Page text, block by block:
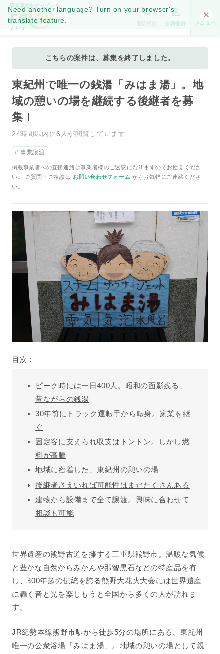
Need another language? Turn on your browser's
translate feature.
事業承継をオープンに。
会員登録 メニュー
こちらの案件は、募集を終了しました。
東紀州で唯一の銭湯「みはま湯」。地
域の憩いの場を継続する後継者を募
集！
24時間以内に6 人が閲覧しています
事業譲渡
掲載事業者への直接連絡は事業者様のご迷惑になりますのでお控えくださ
い。 ご質問・ご相談は お問い合わせフォーム からお気軽にご連絡くださ
い。
目次 :
ピーク時には一日400人。昭和の面影残る、
昔ながらの銭湯
30年前にトラック運転手から転身。家業を継
ぐ
固定客に支えられ収支はトントン。しかし燃
料が高騰
地域に密着した、東紀州の憩いの場
後継者さえいれば可能性はまだたくさんある
建物から設備まで全て譲渡。興味に合わせて
相談も可能
世界遺産の熊野古道を擁する三重県熊野市。温暖な気候
と豊かな自然からみかんや那智黒石などの特産品を有
し、300年超の伝統を誇る熊野大花火大会には世界遺産
に轟く音と光を楽しもうと全国から多くの人が訪れま
す。
JR紀勢本線熊野市駅から徒歩5分の場所にある、東紀州
唯一の公衆浴場「みはま湯」。地域の憩いの場として親